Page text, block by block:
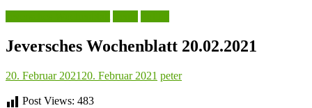
Jeversches Wochenblatt 20.02.2021
20. Februar 2021 20. Februar 2021 peter
Post Views: 483